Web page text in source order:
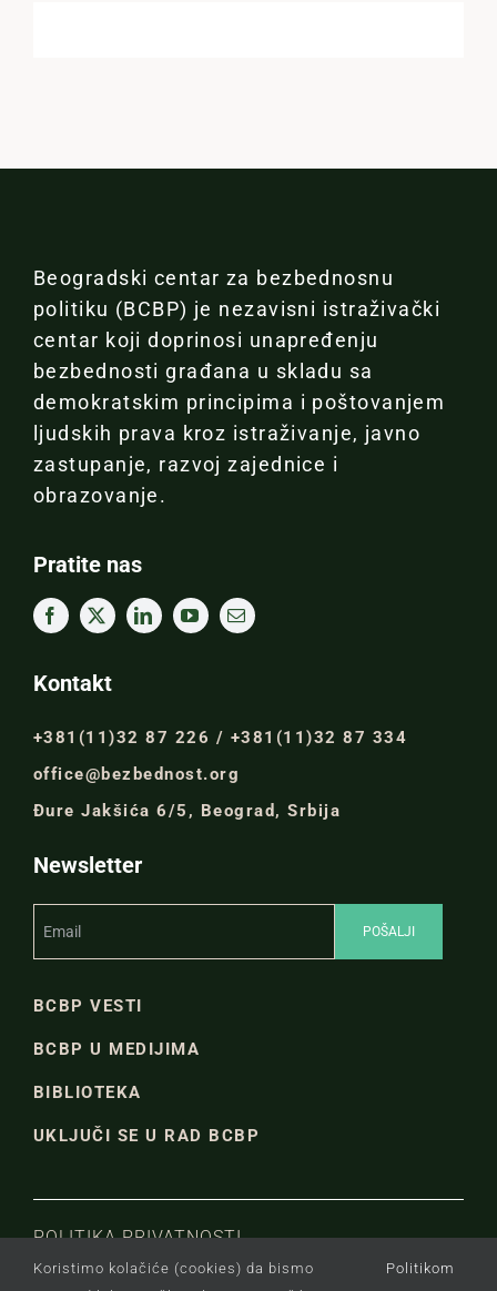
Beogradski centar za bezbednosnu
politiku (BCBP) je nezavisni istraživački
centar koji doprinosi unapređenju
bezbednosti građana u skladu sa
demokratskim principima i poštovanjem
ljudskih prava kroz istraživanje, javno
zastupanje, razvoj zajednice i
obrazovanje.
Pratite nas
Kontakt
+381(11)32 87 226 / +381(11)32 87 334
office@bezbednost.org
Đure Jakšića 6/5, Beograd, Srbija
Newsletter
BCBP VESTI
BCBP U MEDIJIMA
BIBLIOTEKA
UKLJUČI SE U RAD BCBP
POLITIKA PRIVATNOSTI
Koristimo kolačiće (cookies) da bismo
Politikom